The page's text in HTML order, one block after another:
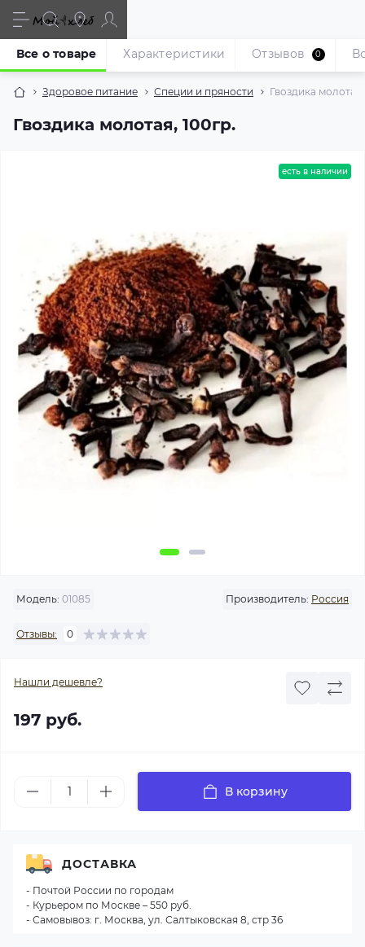
Здоровое питание Специи и пряности Гвоздика молотая,
Гвоздика молотая, 100гр.
Все о товаре Характеристики Отзывов 0
есть в наличии
Модель: 01085 Производитель: Россия
Отзывы: 0
Нашли дешевле?
197 руб.
В корзину
ДОСТАВКА
- Почтой России по городам
- Курьером по Москве – 550 руб.
- Самовывоз: г. Москва, ул. Салтыковская 8, стр 36